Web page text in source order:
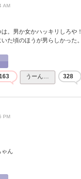
AM
。男か女かハッキリしろや！
た頃のほうが男らしかった。
うーん… 328
PM
ん